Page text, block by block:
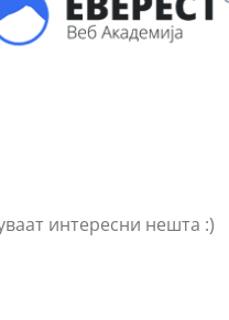
интересни нешта :)